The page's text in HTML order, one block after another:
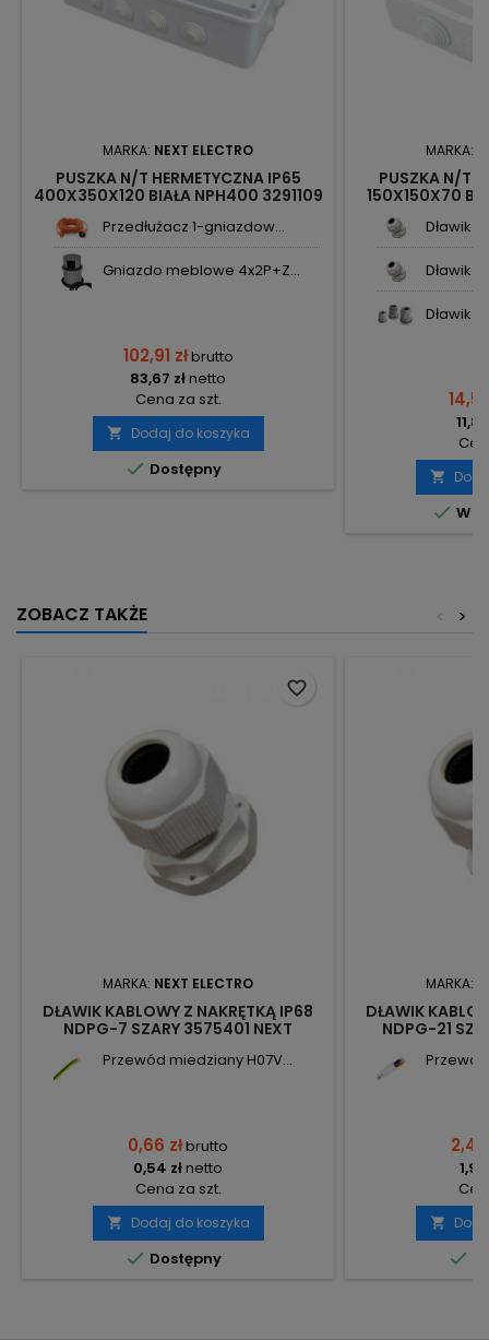
MARKA: NEXT ELECTRO
PUSZKA N/T HERMETYCZNA IP65
400X350X120 BIAŁA NPH400 3291109
Przedłużacz 1-gniazdow...
Gniazdo meblowe 4x2P+Z...
102,91 złbrutto
83,67 złnetto
Cena za szt.
 Dodaj do koszyka
 Dostępny
MARKA:
PUSZKA N/T
150X150X70
Dławik
Dławik
Dławik

 W
ZOBACZ TAKŻE >
<
MARKA: NEXT ELECTRO
DŁAWIK KABLOWY Z NAKRĘTKĄ IP68
NDPG-7 SZARY 3575401 NEXT
Przewód miedziany H07V...
0,66 złbrutto
0,54 złnetto
Cena za szt.
 Dodaj do koszyka
 Dostępny
favorite_border
MARKA:
DŁAWIK
NDPG-21
Przewód
2,40
1,95

